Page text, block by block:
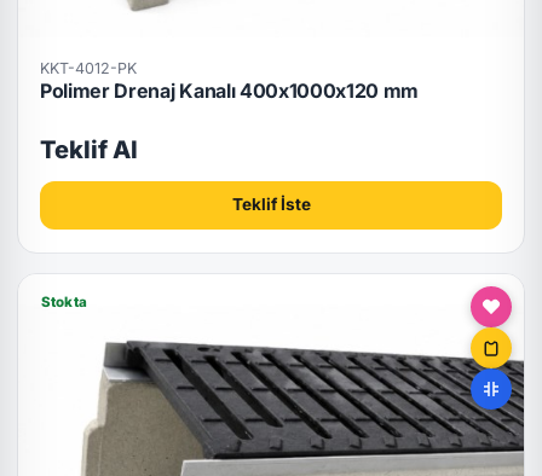
KKT-4012-PK
Polimer Drenaj Kanalı 400x1000x120 mm
Teklif Al
Teklif İste
Stokta